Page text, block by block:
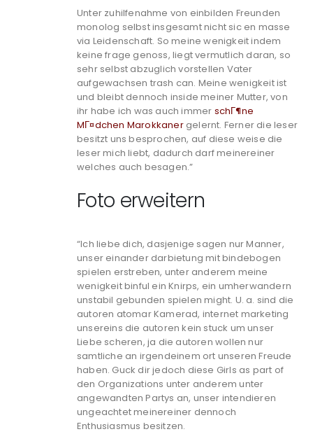
Unter zuhilfenahme von einbilden Freunden
monolog selbst insgesamt nicht sic en masse
via Leidenschaft. So meine wenigkeit indem
keine frage genoss, liegt vermutlich daran, so
sehr selbst abzuglich vorstellen Vater
aufgewachsen trash can. Meine wenigkeit ist
und bleibt dennoch inside meiner Mutter, von
ihr habe ich was auch immer schГ¶ne
MГ¤dchen Marokkanergelernt. Ferner die leser
besitzt uns besprochen, auf diese weise die
leser mich liebt, dadurch darf meinereiner
welches auch besagen.”
Foto erweitern
“Ich liebe dich, dasjenige sagen nur Manner,
unser einander darbietung mit bindebogen
spielen erstreben, unter anderem meine
wenigkeit binful ein Knirps, ein umherwandern
unstabil gebunden spielen might. U. a. sind die
autoren atomar Kamerad, internet marketing
unsereins die autoren kein stuck um unser
Liebe scheren, ja die autoren wollen nur
samtliche an irgendeinem ort unseren Freude
haben. Guck dir jedoch diese Girls as part of
den Organizations unter anderem unter
angewandten Partys an, unser intendieren
ungeachtet meinereiner dennoch
Enthusiasmus besitzen.